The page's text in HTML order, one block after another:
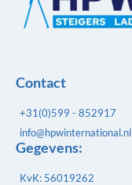
Contact
+31(0)599 - 852917
info@hpwinternational.nl
Gegevens:
KvK: 56019262